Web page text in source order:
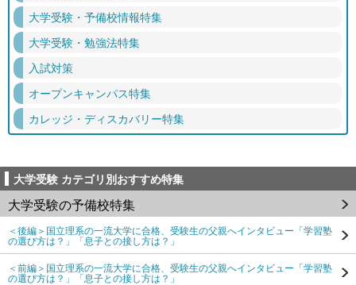
大学受験・予備校情報特集
大学受験・勉強法特集
入試対策
オープンキャンパス特集
カレッジ・ディスカバリー特集
大学受験 カテゴリ別おすすめ特集
大学受験の予備校特集
＜後編＞国立理系の一流大学に合格、受験生の父親へインタビュー「学習塾
の選び方は？」「息子との接し方は？」
＜前編＞国立理系の一流大学に合格、受験生の父親へインタビュー「学習塾
の選び方は？」「息子との接し方は？」